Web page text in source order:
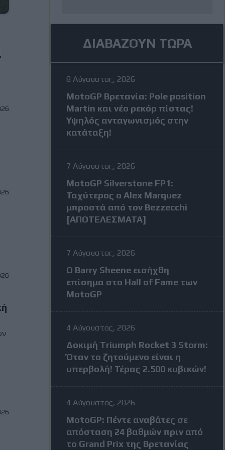
ΔΙΑΒΑΖΟΥΝ ΤΩΡΑ
8 Αύγουστος, 2026
MotoGP Βρετανία: Pole position
Martin και νέο ρεκόρ πίστας!
Υψηλός ανταγωνισμός στην
κατάταξη!
7 Αύγουστος, 2026
MotoGP Silverstone FP1:
Ταχύτερος ο Alex Marquez
μπροστά από τον Bezzecchi
[ΑΠΟΤΕΛΕΣΜΑΤΑ]
7 Αύγουστος, 2026
Ο Barry Sheene εισήχθη
επίσημα στο Hall of Fame των
MotoGP
4 Αύγουστος, 2026
Δοκιμή Triumph Rocket 3 Storm:
Όταν το ζητούμενο είναι η
υπερβολή! Τέρας 2.500 κυβικών!
4 Αύγουστος, 2026
MotoGP: Πέντε αναβάτες σε
απόσταση 24 βαθμών πριν από
το Grand Prix της Βρετανίας